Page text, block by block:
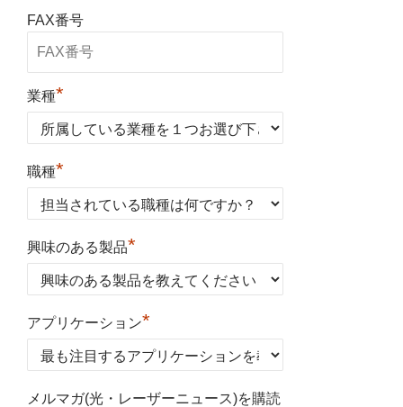
FAX番号
業種*
職種*
興味のある製品*
アプリケーション*
メルマガ(光・レーザーニュース)を購読